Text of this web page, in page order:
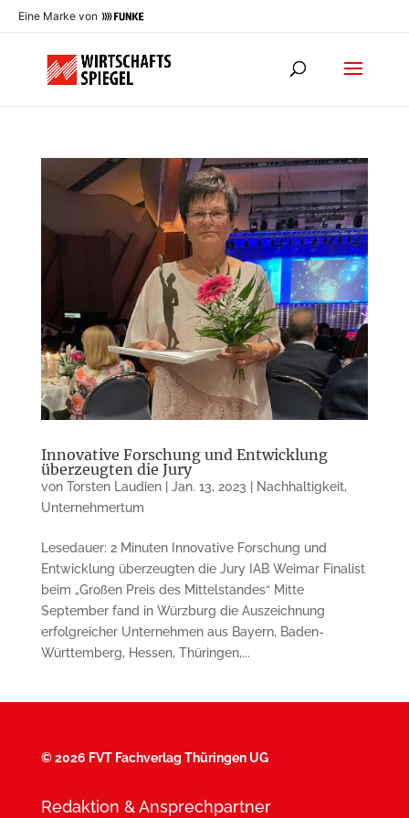
Eine Marke von
Innovative Forschung und Entwicklung
überzeugten die Jury
von Torsten Laudien| Jan. 13, 2023 Nachhaltigkeit,
Unternehmertum
Lesedauer: 2 Minuten Innovative Forschung und
Entwicklung überzeugten die Jury IAB Weimar Finalist
beim „Großen Preis des Mittelstandes“ Mitte
September fand in Würzburg die Auszeichnung
erfolgreicher Unter­nehmen aus Bayern, Baden-
Württemberg, Hessen, Thüringen,...
©2026 FVT Fachverlag Thüringen UG
Redaktion & Ansprechpartner